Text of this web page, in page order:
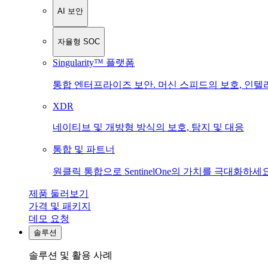
AI 보안
자율형 SOC
Singularity™ 플랫폼
통합 엔터프라이즈 보안. 머신 스피드의 보호, 인텔
XDR
네이티브 및 개방형 방식의 보호, 탐지 및 대응
통합 및 파트너
원클릭 통합으로 SentinelOne의 가치를 극대화하세
제품 둘러보기
가격 및 패키지
데모 요청
솔루션
솔루션 및 활용 사례